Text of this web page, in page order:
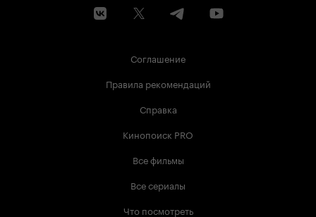
Соглашение
Правила рекомендаций
Справка
Кинопоиск PRO
Все фильмы
Все сериалы
Что посмотреть